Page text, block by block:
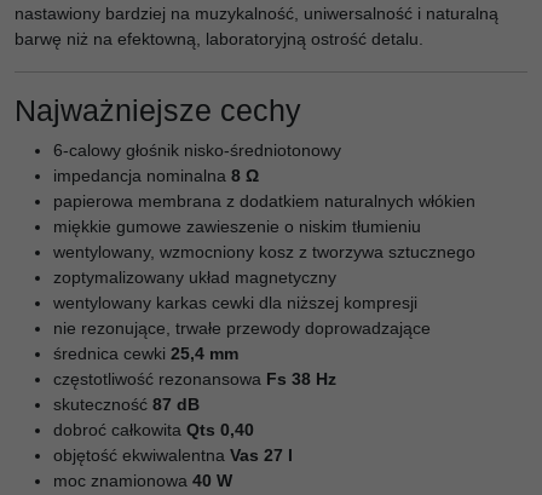
nastawiony bardziej na muzykalność, uniwersalność i naturalną
barwę niż na efektowną, laboratoryjną ostrość detalu.
Najważniejsze cechy
6-calowy głośnik nisko-średniotonowy
impedancja nominalna 8 Ω
papierowa membrana z dodatkiem naturalnych włókien
miękkie gumowe zawieszenie o niskim tłumieniu
wentylowany, wzmocniony kosz z tworzywa sztucznego
zoptymalizowany układ magnetyczny
wentylowany karkas cewki dla niższej kompresji
nie rezonujące, trwałe przewody doprowadzające
średnica cewki 25,4 mm
częstotliwość rezonansowa Fs 38 Hz
skuteczność 87 dB
dobroć całkowita Qts 0,40
objętość ekwiwalentna Vas 27 l
moc znamionowa 40 W